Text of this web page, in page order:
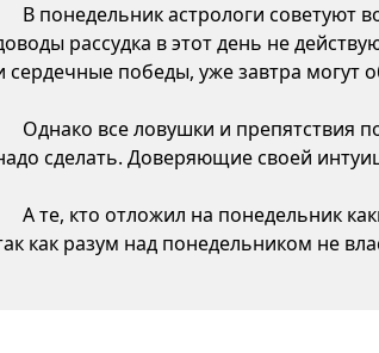
В понедельник астрологи советуют
рассудка в этот день не
сердечные победы, уже завтра могут
Однако все ловушки и препятствия
сделать. Доверяющие своей
А те, кто отложил на понедельник
как разум над понедельником не